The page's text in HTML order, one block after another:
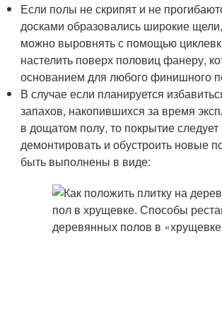
Если полы не скрипят и не
досками образовались широкие
можно выровнять с помощью
настелить поверх половиц фанеру,
основанием для любого финишного
В случае если планируется
запахов, накопившихся за время
в дощатом полу, то покрытие
демонтировать и обустроить новые
быть выполнены в виде: